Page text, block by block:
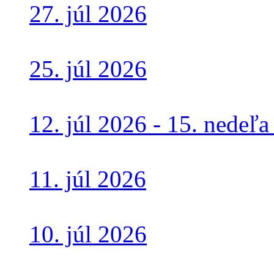
27. júl 2026
25. júl 2026
12. júl 2026 - 15.
11. júl 2026
10. júl 2026